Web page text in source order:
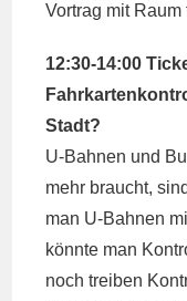
Vortrag mit
12:30-14:00
Stadt?
U-Bahnen und
mehr braucht,
man U-Bahnen
könnte man
noch treiben